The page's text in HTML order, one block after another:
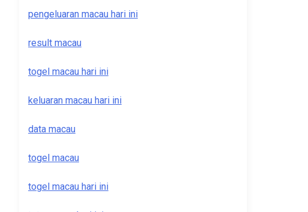
pengeluaran macau hari ini
result macau
togel macau hari ini
keluaran macau hari ini
data macau
togel macau
togel macau hari ini